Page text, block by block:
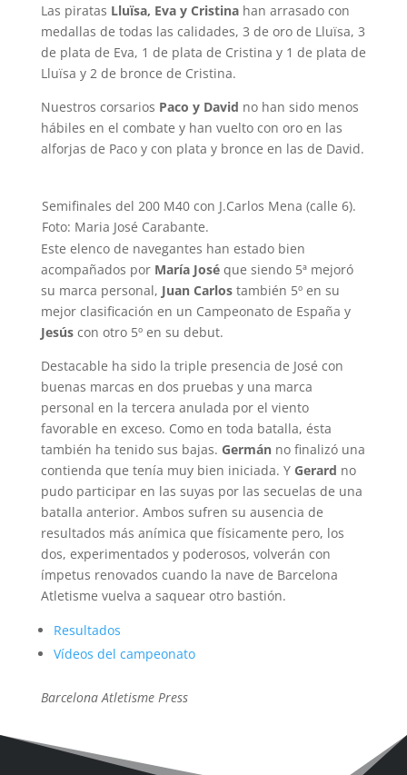
Las piratas Lluïsa, Eva y Cristinahan arrasado con
medallas de todas las calidades, 3 de oro de Lluïsa, 3
de plata de Eva, 1 de plata de Cristina y 1 de plata de
Lluïsa y 2 de bronce de Cristina.
Nuestros corsarios Paco y David no han sido menos
hábiles en el combate y han vuelto con oro en las
alforjas de Paco y con plata y bronce en las de David.
Semifinales del 200 M40 con J.Carlos Mena (calle 6).
Foto: Maria José Carabante.
Este elenco de navegantes han estado bien
acompañados por María Joséque siendo 5ª mejoró
su marca personal, Juan Carlostambién 5º en su
mejor clasificación en un Campeonato de España y
Jesúscon otro 5º en su debut.
Destacable ha sido la triple presencia de José con
buenas marcas en dos pruebas y una marca
personal en la tercera anulada por el viento
favorable en exceso. Como en toda batalla, ésta
también ha tenido sus bajas. Germánno finalizó una
contienda que tenía muy bien iniciada. Y Gerard no
pudo participar en las suyas por las secuelas de una
batalla anterior. Ambos sufren su ausencia de
resultados más anímica que físicamente pero, los
dos, experimentados y poderosos, volverán con
ímpetus renovados cuando la nave de Barcelona
Atletisme vuelva a saquear otro bastión.
Resultados
Vídeos del campeonato
Barcelona Atletisme Press